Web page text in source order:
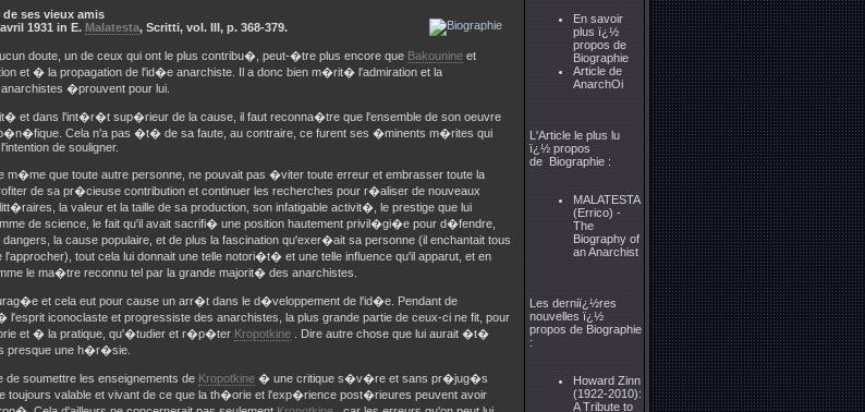
ses vieux amis
1931 in E. Malatesta, Scritti, vol. III, p. 368-379.
doute, un de ceux qui ont le plus contribu�, peut-�tre plus encore que Bakounine et
et � la propagation de l'id�e anarchiste. Il a donc bien m�rit� l'admiration et la
�prouvent pour lui.
et dans l'int�r�t sup�rieur de la cause, il faut reconna�tre que l'ensemble de son oeuvre
Cela n'a pas �t� de sa faute, au contraire, ce furent ses �minents m�rites qui
de souligner.
m�me que toute autre personne, ne pouvait pas �viter toute erreur et embrasser toute la
de sa pr�cieuse contribution et continuer les recherches pour r�aliser de nouveaux
la valeur et la taille de sa production, son infatigable activit�, le prestige que lui
de science, le fait qu'il avait sacrifi� une position hautement privil�gi�e pour d�fendre,
la cause populaire, et de plus la fascination qu'exer�ait sa personne (il enchantait tous
l'approcher), tout cela lui donnait une telle notori�t� et une telle influence qu'il apparut, et en
le ma�tre reconnu tel par la grande majorit� des anarchistes.
et cela eut pour cause un arr�t dans le d�veloppement de l'id�e. Pendant de
iconoclaste et progressiste des anarchistes, la plus grande partie de ceux-ci ne fit, pour
et � la pratique, qu'�tudier et r�p�ter Kropotkine . Dire autre chose que lui aurait �t�
presque une h�r�sie.
soumettre les enseignements de Kropotkine � une critique s�v�re et sans pr�jug�s
toujours valable et vivant de ce que la th�orie et l'exp�rience post�rieures peuvent avoir
En savoir
plus ï¿½
propos de
Biographie
Article de
AnarchOi
L'Article le plus lu
ï¿½ propos
de Biographie :
MALATESTA
(Errico) -
The
Biography of
an Anarchist
Les derniï¿½res
nouvelles ï¿½
propos de Biographie
:
Howard Zinn
(1922-2010):
A Tribute to